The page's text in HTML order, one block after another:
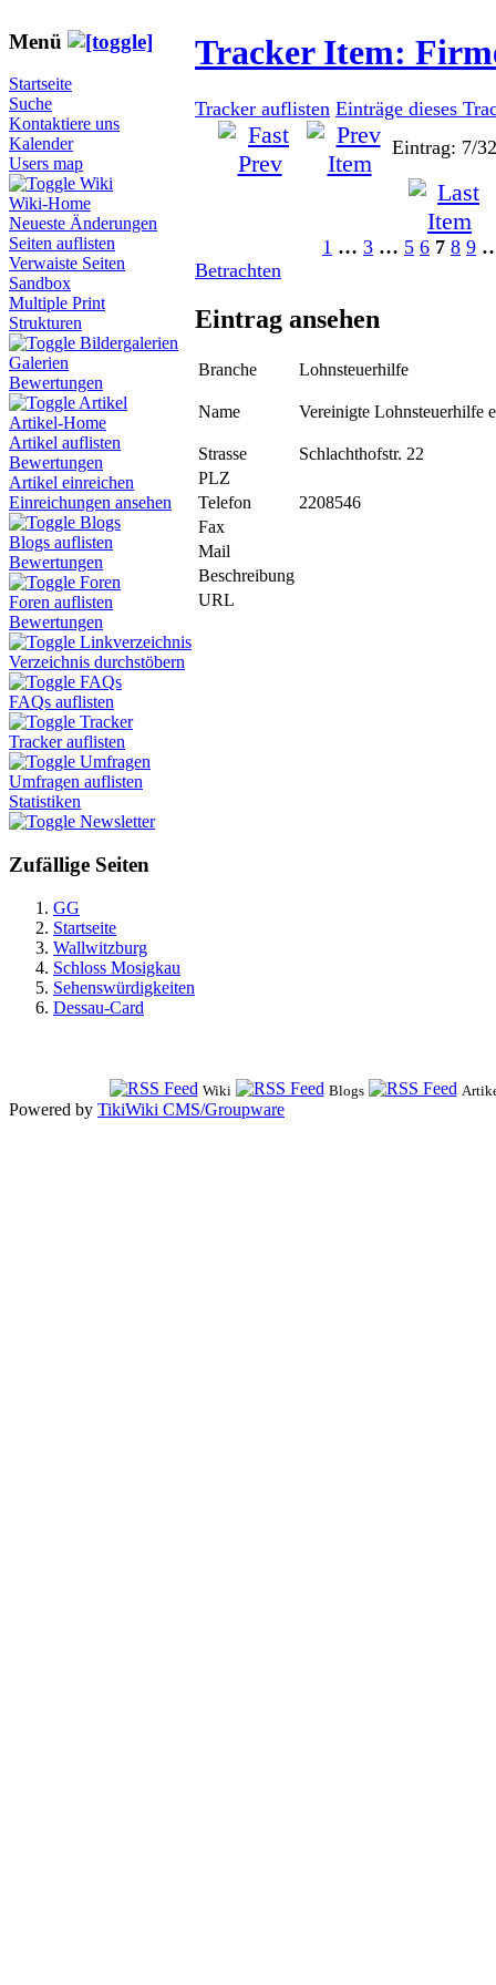
Menü
Startseite
Suche
Kontaktiere uns
Kalender
Users map
Wiki
Wiki-Home
Neueste Änderungen
Seiten auflisten
Verwaiste Seiten
Sandbox
Multiple Print
Strukturen
Bildergalerien
Galerien
Bewertungen
Artikel
Artikel-Home
Artikel auflisten
Bewertungen
Artikel einreichen
Einreichungen ansehen
Blogs
Blogs auflisten
Bewertungen
Foren
Foren auflisten
Bewertungen
Linkverzeichnis
Verzeichnis durchstöbern
FAQs
FAQs auflisten
Tracker
Tracker auflisten
Umfragen
Umfragen auflisten
Statistiken
Newsletter
Zufällige Seiten
GG
Startseite
Wallwitzburg
Schloss Mosigkau
Sehenswürdigkeiten
Dessau-Card
Tracker Item:
Tracker auflisten Einträge dieses
Eintrag: 7/32
1 … 3 … 5 6 7 8 9
Betrachten
Eintrag ansehen
Branche Lohnsteuerhilfe
Name Vereinigte Lohnsteuerhilfe
Strasse
Schlachthofstr. 22
PLZ
Telefon
2208546
Fax
Mail
Beschreibung
URL
Wiki Blogs
Powered by TikiWiki CMS/Groupware